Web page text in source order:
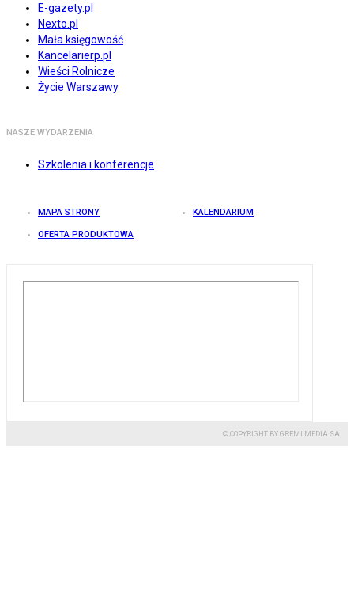
E-gazety.pl
Nexto.pl
Mała księgowość
Kancelarierp.pl
Wieści Rolnicze
Życie Warszawy
NASZE WYDARZENIA
Szkolenia i konferencje
MAPA STRONY KALENDARIUM
OFERTA PRODUKTOWA
© COPYRIGHT BY GREMI MEDIA SA